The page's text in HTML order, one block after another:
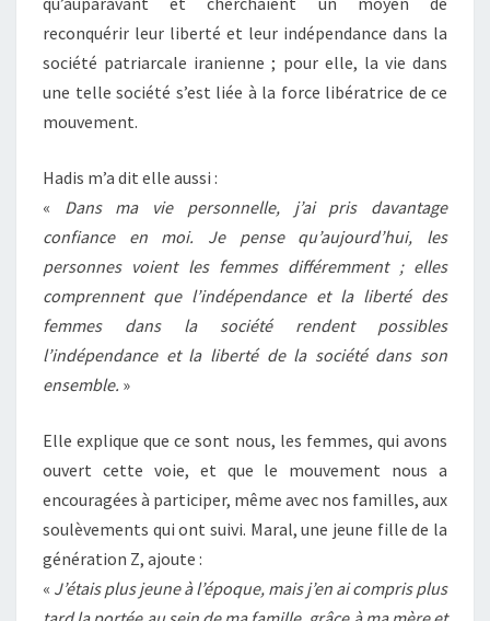
reconquérir leur liberté et leur indépendance dans la
société patriarcale iranienne ; pour elle, la vie dans
une telle société s’est liée à la force libératrice de ce
mouvement.
Hadis m’a dit elle aussi :
« Dans ma vie personnelle, j’ai pris davantage
confiance en moi. Je pense qu’aujourd’hui, les
personnes voient les femmes différemment ; elles
comprennent que l’indépendance et la liberté des
femmes dans la société rendent possibles
l’indépendance et la liberté de la société dans son
ensemble. »
Elle explique que ce sont nous, les femmes, qui avons
ouvert cette voie, et que le mouvement nous a
encouragées à participer, même avec nos familles, aux
soulèvements qui ont suivi. Maral, une jeune fille de la
génération Z, ajoute :
« J’étais plus jeune à l’époque, mais j’en ai compris plus